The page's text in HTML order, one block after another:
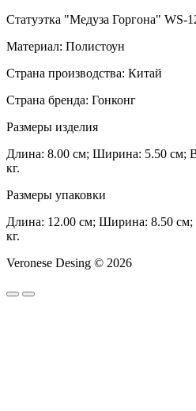
Статуэтка "Медуза Горгона" WS-
Материал: Полистоун
Страна производства: Китай
Страна бренда: Гонконг
Размеры изделия
Длина: 8.00 см; Ширина: 5.50 см;
кг.
Размеры упаковки
Длина: 12.00 см; Ширина: 8.50 см;
кг.
Veronese Desing © 2026